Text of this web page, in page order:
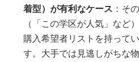
着型）が有利なケース ：そ
（「この学区が人気」など
購入希望者リストを持って
す。大手では見逃しがちな